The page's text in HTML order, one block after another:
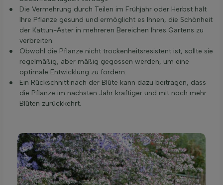
Die Vermehrung durch Teilen im Frühjahr oder Herbst hält
Ihre Pflanze gesund und ermöglicht es Ihnen, die Schönheit
der Kattun-Aster in mehreren Bereichen Ihres Gartens zu
verbreiten.
Obwohl die Pflanze nicht trockenheitsresistent ist, sollte sie
regelmäßig, aber mäßig gegossen werden, um eine
optimale Entwicklung zu fördern.
Ein Rückschnitt nach der Blüte kann dazu beitragen, dass
die Pflanze im nächsten Jahr kräftiger und mit noch mehr
Blüten zurückkehrt.